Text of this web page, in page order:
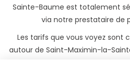
Sainte-Baume est totalement
via notre prestataire de
Les tarifs que vous voyez sont
autour de Saint-Maximin-la-
lieu auquel vous souhaitez